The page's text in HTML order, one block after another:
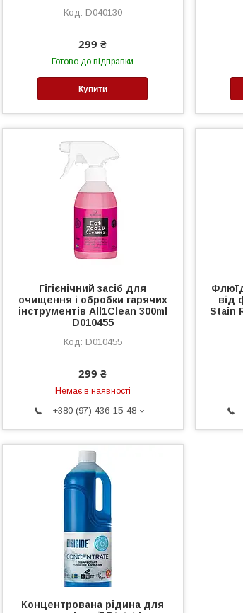
D040130
299 ₴
Готово до відправки
Купити
Гігієнічний засіб для
очищення і обробки гарячих
інструментів All1Clean 300ml
D010455
D010455
299 ₴
Немає в наявності
+380 (97) 436-15-48
від
Stain
Концентрована рідина для